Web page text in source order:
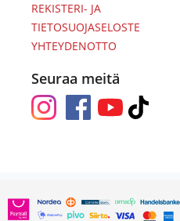
REKISTERI- JA
TIETOSUOJASELOSTE
YHTEYDENOTTO
Seuraa meitä